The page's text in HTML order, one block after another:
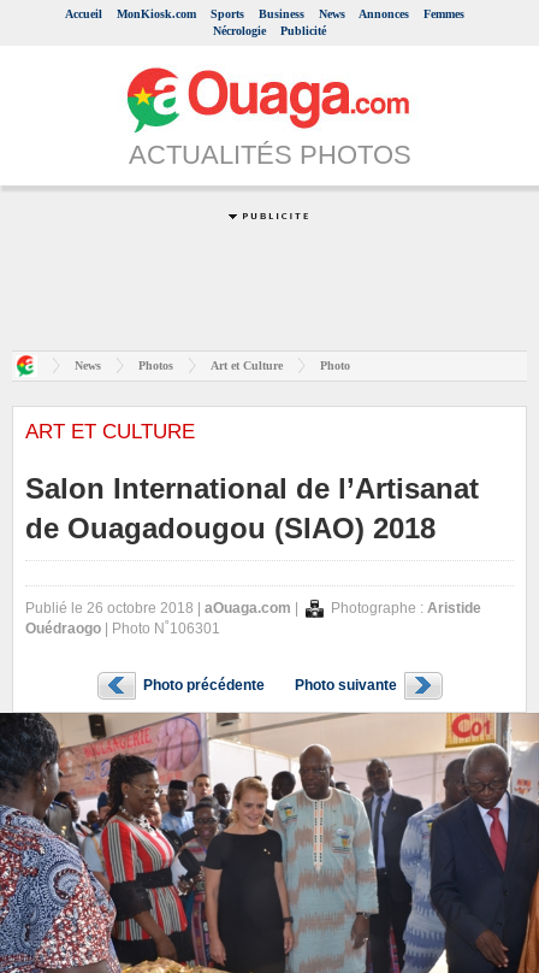
Accueil MonKiosk.com Sports Business News Annonces
Femmes
Nécrologie
Publicité
ACTUALITÉS PHOTOS
News Photos Art et Culture Photo
ART ET CULTURE
Salon International de l’Artisanat
de Ouagadougou (SIAO) 2018
Publié le 26 octobre 2018 | aOuaga.com Photographe : Aristide
Ouédraogo | Photo N˚106301
Photo précédente Photo suivante